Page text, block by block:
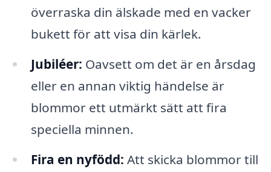
överraska din älskade med en vacker
bukett för att visa din kärlek.
Jubiléer: Oavsett om det är en årsdag
eller en annan viktig händelse är
blommor ett utmärkt sätt att fira
speciella minnen.
Fira en nyfödd: Att skicka blommor till